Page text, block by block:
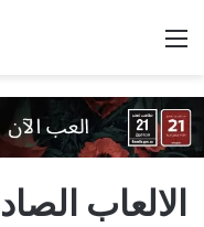
القائمة
الالعاب